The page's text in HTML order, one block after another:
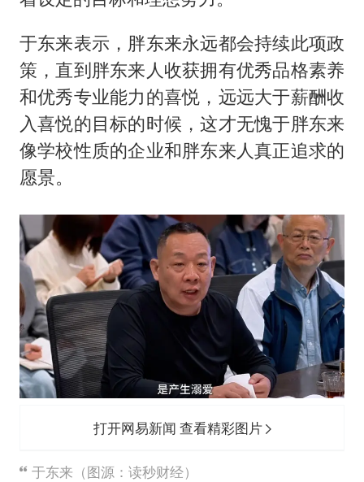
于东来表示，胖东来永远都会持续此项政
策，直到胖东来人收获拥有优秀品格素养
和优秀专业能力的喜悦，远远大于薪酬收
入喜悦的目标的时候，这才无愧于胖东来
像学校性质的企业和胖东来人真正追求的
愿景。
打开网易新闻 查看精彩图片
于东来（图源：读秒财经）